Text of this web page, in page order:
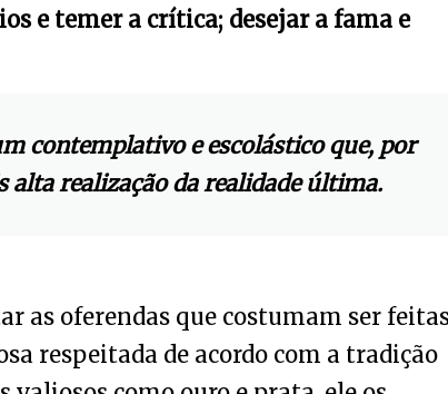
e temer a crítica; desejar a fama e
contemplativo e escolástico que, por
alta realização da realidade última.
as oferendas que costumam ser
respeitada de acordo com a tradição